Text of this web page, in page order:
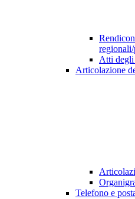
Atti
Articolazione
Telefono e